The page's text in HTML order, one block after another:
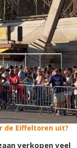
de Eiffeltoren uit?
verkopen veel